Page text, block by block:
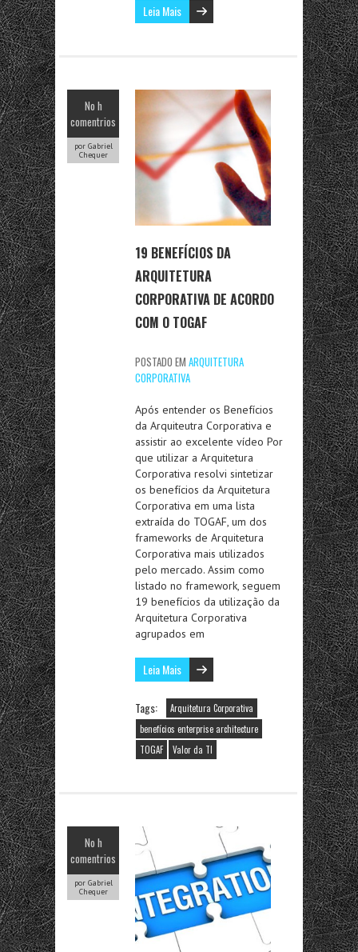
Leia Mais
No h
comentrios
por Gabriel
Chequer
19 BENEFÍCIOS DA
ARQUITETURA
CORPORATIVA DE ACORDO
COM O TOGAF
POSTADO EM ARQUITETURA
CORPORATIVA
Após entender os Benefícios
da Arquiteutra Corporativa e
assistir ao excelente vídeo Por
que utilizar a Arquitetura
Corporativa resolvi sintetizar
os benefícios da Arquitetura
Corporativa em uma lista
extraída do TOGAF, um dos
frameworks de Arquitetura
Corporativa mais utilizados
pelo mercado. Assim como
listado no framework, seguem
19 benefícios da utilização da
Arquitetura Corporativa
agrupados em
Leia Mais
Tags:
Arquitetura Corporativa
benefícios enterprise architecture
TOGAF
Valor da TI
No h
comentrios
por Gabriel
Chequer